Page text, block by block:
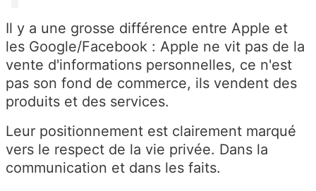
Il y a une grosse différence entre Apple et
les Google/Facebook : Apple ne vit pas de la
vente d'informations personnelles, ce n'est
pas son fond de commerce, ils vendent des
produits et des services.
Leur positionnement est clairement marqué
vers le respect de la vie privée. Dans la
communication et dans les faits.